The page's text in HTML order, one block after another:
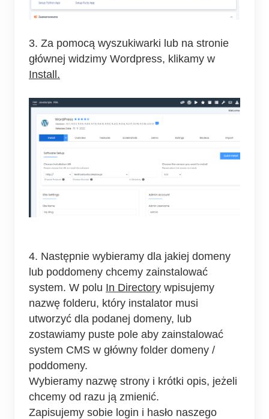
3. Za pomocą wyszukiwarki lub na stronie
głównej widzimy Wordpress, klikamy w
Install.
4. Następnie wybieramy dla jakiej domeny
lub poddomeny chcemy zainstalować
system. W polu In Directory wpisujemy
nazwę folderu, który instalator musi
utworzyć dla podanej domeny, lub
zostawiamy puste pole aby zainstalować
system CMS w główny folder domeny /
poddomeny.
Wybieramy nazwę strony i krótki opis, jeżeli
chcemy od razu ją zmienić.
Zapisujemy sobie login i hasło naszego